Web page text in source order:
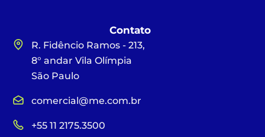
Contato
R. Fidêncio Ramos - 213,
8° andar Vila Olímpia
São Paulo
comercial@me.com.br
+55 11 2175.3500